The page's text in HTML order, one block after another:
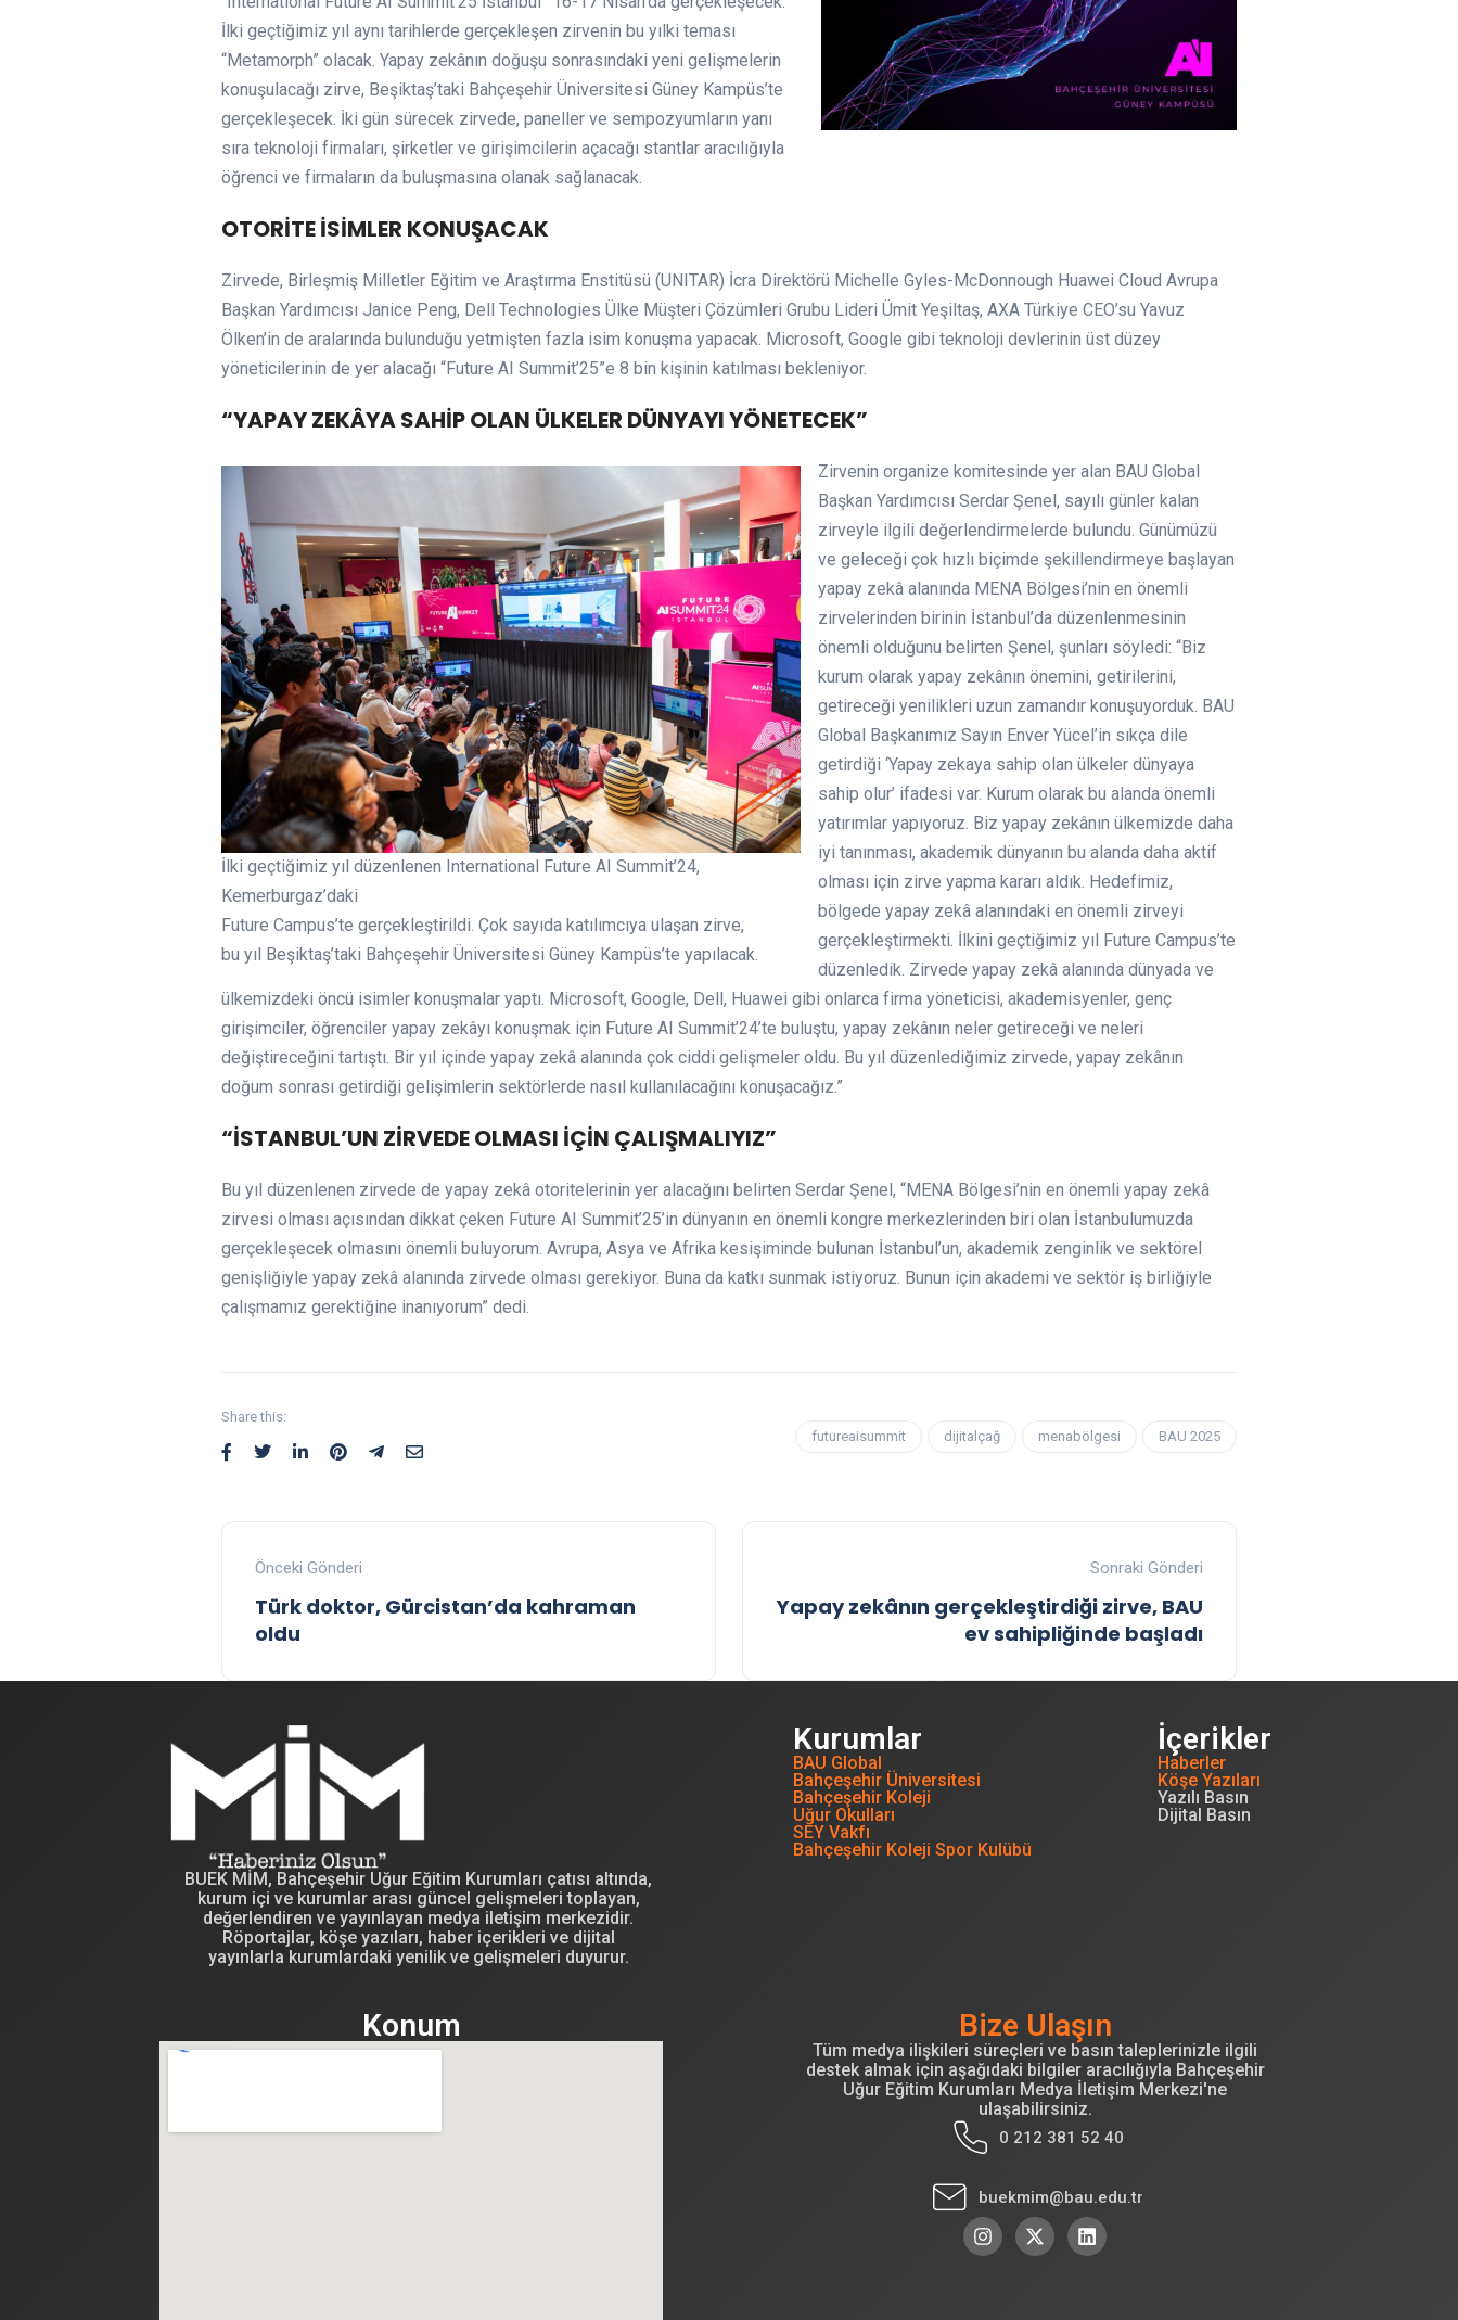
İlki geçtiğimiz yıl aynı tarihlerde gerçekleşen zirvenin bu yılki teması
“Metamorph” olacak. Yapay zekânın doğuşu sonrasındaki yeni gelişmelerin
konuşulacağı zirve, Beşiktaş’taki Bahçeşehir Üniversitesi Güney Kampüs’te
gerçekleşecek. İki gün sürecek zirvede, paneller ve sempozyumların yanı
sıra teknoloji firmaları, şirketler ve girişimcilerin açacağı stantlar aracılığıyla
öğrenci ve firmaların da buluşmasına olanak sağlanacak.
OTORİTE İSİMLER KONUŞACAK
Zirvede, Birleşmiş Milletler Eğitim ve Araştırma Enstitüsü (UNITAR) İcra Direktörü Michelle Gyles-McDonnough Huawei Cloud Avrupa
Başkan Yardımcısı Janice Peng, Dell Technologies Ülke Müşteri Çözümleri Grubu Lideri Ümit Yeşiltaş, AXA Türkiye CEO’su Yavuz
Ölken’in de aralarında bulunduğu yetmişten fazla isim konuşma yapacak. Microsoft, Google gibi teknoloji devlerinin üst düzey
yöneticilerinin de yer alacağı “Future AI Summit’25”e 8 bin kişinin katılması bekleniyor.
“YAPAY ZEKÂYA SAHİP OLAN ÜLKELER DÜNYAYI YÖNETECEK”
İlki geçtiğimiz yıl düzenlenen International Future AI Summit’24,
Kemerburgaz’daki
Future Campus’te gerçekleştirildi. Çok sayıda katılımcıya ulaşan zirve,
bu yıl Beşiktaş’taki Bahçeşehir Üniversitesi Güney Kampüs’te yapılacak.
Zirvenin organize komitesinde yer alan BAU Global
Başkan Yardımcısı Serdar Şenel, sayılı günler kalan
zirveyle ilgili değerlendirmelerde bulundu. Günümüzü
ve geleceği çok hızlı biçimde şekillendirmeye başlayan
yapay zekâ alanında MENA Bölgesi’nin en önemli
zirvelerinden birinin İstanbul’da düzenlenmesinin
önemli olduğunu belirten Şenel, şunları söyledi: “Biz
kurum olarak yapay zekânın önemini, getirilerini,
getireceği yenilikleri uzun zamandır konuşuyorduk. BAU
Global Başkanımız Sayın Enver Yücel’in sıkça dile
getirdiği ‘Yapay zekaya sahip olan ülkeler dünyaya
sahip olur’ ifadesi var. Kurum olarak bu alanda önemli
yatırımlar yapıyoruz. Biz yapay zekânın ülkemizde daha
iyi tanınması, akademik dünyanın bu alanda daha aktif
olması için zirve yapma kararı aldık. Hedefimiz,
bölgede yapay zekâ alanındaki en önemli zirveyi
gerçekleştirmekti. İlkini geçtiğimiz yıl Future Campus’te
düzenledik. Zirvede yapay zekâ alanında dünyada ve
ülkemizdeki öncü isimler konuşmalar yaptı. Microsoft, Google, Dell, Huawei gibi onlarca firma yöneticisi, akademisyenler, genç
girişimciler, öğrenciler yapay zekâyı konuşmak için Future AI Summit’24’te buluştu, yapay zekânın neler getireceği ve neleri
değiştireceğini tartıştı. Bir yıl içinde yapay zekâ alanında çok ciddi gelişmeler oldu. Bu yıl düzenlediğimiz zirvede, yapay zekânın
doğum sonrası getirdiği gelişimlerin sektörlerde nasıl kullanılacağını konuşacağız.”
“İSTANBUL’UN ZİRVEDE OLMASI İÇİN ÇALIŞMALIYIZ”
Bu yıl düzenlenen zirvede de yapay zekâ otoritelerinin yer alacağını belirten Serdar Şenel, “MENA Bölgesi’nin en önemli yapay zekâ
zirvesi olması açısından dikkat çeken Future AI Summit’25’in dünyanın en önemli kongre merkezlerinden biri olan İstanbulumuzda
gerçekleşecek olmasını önemli buluyorum. Avrupa, Asya ve Afrika kesişiminde bulunan İstanbul’un, akademik zenginlik ve sektörel
genişliğiyle yapay zekâ alanında zirvede olması gerekiyor. Buna da katkı sunmak istiyoruz. Bunun için akademi ve sektör iş birliğiyle
çalışmamız gerektiğine inanıyorum” dedi.
Share this:
futureaisummit
dijitalçağ menabölgesi BAU 2025
Önceki Gönderi
Türk doktor, Gürcistan’da kahraman
oldu
Sonraki Gönderi
Yapay zekânın gerçekleştirdiği zirve, BAU
ev sahipliğinde başladı
BUEK MİM, Bahçeşehir Uğur Eğitim Kurumları çatısı altında,
kurum içi ve kurumlar arası güncel gelişmeleri toplayan,
değerlendiren ve yayınlayan medya iletişim merkezidir.
Röportajlar, köşe yazıları, haber içerikleri ve dijital
yayınlarla kurumlardaki yenilik ve gelişmeleri duyurur.
Kurumlar
BAU Global
Bahçeşehir Üniversitesi
Bahçeşehir Koleji
Uğur Okulları
SEY Vakfı
Bahçeşehir Koleji Spor Kulübü
İçerikler
Haberler
Köşe Yazıları
Yazılı Basın
Dijital Basın
Konum Bize Ulaşın
Tüm medya ilişkileri süreçleri ve basın taleplerinizle ilgili
destek almak için aşağıdaki bilgiler aracılığıyla Bahçeşehir
Uğur Eğitim Kurumları Medya İletişim Merkezi'ne
ulaşabilirsiniz.
0 212 381 52 40
buekmim@bau.edu.tr